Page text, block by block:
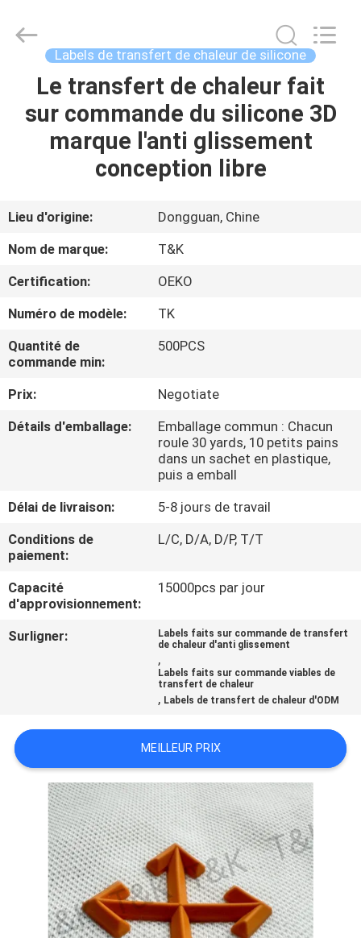
MAISON
PRODUITS
SUJET
DE
NOUS
VISITE
D'USINE
CONTRÔLE
DE
CONTACTEZ-
NOUS
DEMANDEZ
UNE
CITATION
SITE
PRIVACY
POLICY
Garment
Accessories
Labels de transfert de chaleur de silicone
Le transfert de chaleur fait
sur commande du silicone 3D
marque l'anti glissement
conception libre
Lieu d'origine:
Dongguan, Chine
Nom de marque:
T&K
Certification:
OEKO
Numéro de modèle:
TK
Quantité de
commande min:
500PCS
Prix:
Negotiate
Détails d'emballage:
Emballage commun : Chacun
roule 30 yards, 10 petits pains
dans un sachet en plastique,
puis a emball
Délai de livraison:
5-8 jours de travail
Conditions de
paiement:
L/C, D/A, D/P, T/T
Capacité
d'approvisionnement:
15000pcs par jour
Surligner:
Labels faits sur commande de transfert
de chaleur d'anti glissement
,
Labels faits sur commande viables de
transfert de chaleur
, Labels de transfert de chaleur d'ODM
MEILLEUR PRIX